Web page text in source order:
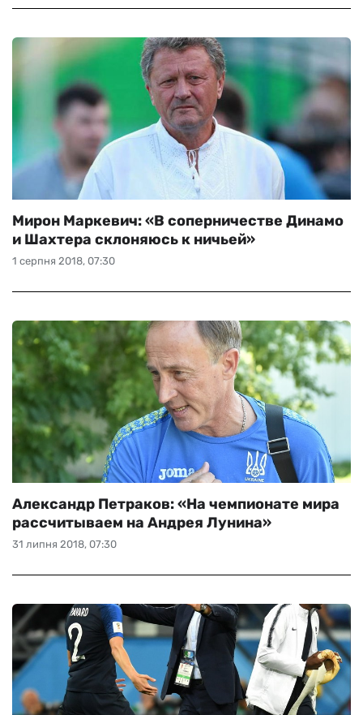
1 серпня 2018, 07:30
Мирон Маркевич: «В соперничестве Динамо
и Шахтера склоняюсь к ничьей»
31 липня 2018, 07:30
Александр Петраков: «На чемпионате мира
рассчитываем на Андрея Лунина»